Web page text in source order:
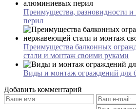
Преимущества, разновидности
перил
Преимущества балконных
стали и монтаж своими руками
Виды и монтаж ограждений для
Добавить комментарий